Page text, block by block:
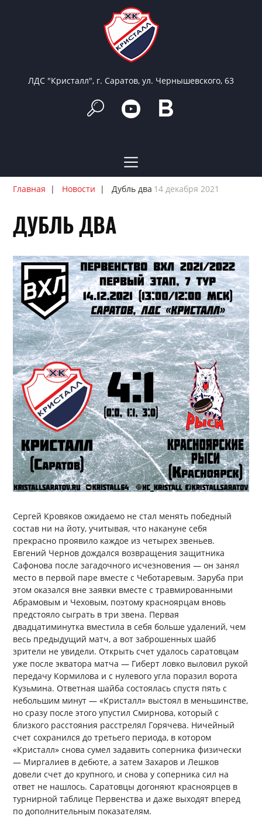
ЛДС "Кристалл", г. Саратов, ул. Чернышевского, 63
Главная Новости Дубль два 14 декабря 2021
ДУБЛЬ ДВА
Сергей Кровяков ожидаемо не стал менять победный
состав ни на йоту, учитывая, что накануне себя
прекрасно проявило каждое из четырех звеньев.
Евгений Чернов дождался возвращения защитника
Сафонова после загадочного исчезновения — он занял
место в первой паре вместе с Чеботаревым. Заруба при
этом оказался вне заявки вместе с травмированными
Абрамовым и Чеховым, поэтому красноярцам вновь
предстояло сыграть в три звена. Первая
двадцатиминутка вместила в себя больше удалений, чем
весь предыдущий матч, а вот заброшенных шайб
зрители не увидели. Открыть счет удалось саратовцам
уже после экватора матча — Гиберт ловко выловил рукой
передачу Кормилова и с нулевого угла поразил ворота
Кузьмина. Ответная шайба состоялась спустя пять с
небольшим минут — «Кристалл» выстоял в меньшинстве,
но сразу после этого упустил Смирнова, который с
близкого расстояния расстрелял Горячева. Ничейный
счет сохранился до третьего периода, в котором
«Кристалл» снова сумел задавить соперника физически
— Миргалиев в дебюте, а затем Захаров и Лешков
довели счет до крупного, и снова у соперника сил на
ответ не нашлось. Саратовцы догоняют красноярцев в
турнирной таблице Первенства и даже выходят вперед
по дополнительным показателям.